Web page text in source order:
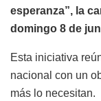
esperanza”, la
domingo 8 de
Esta iniciativa
nacional con un
más lo necesitan.